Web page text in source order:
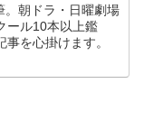
。朝ドラ・日曜劇場
ール10本以上鑑
を心掛けます。